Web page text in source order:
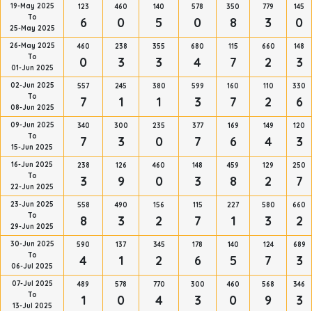
19-May 2025
To
25-May 2025
123
6
460
0
140
5
578
0
350
8
779
3
145
0
26-May 2025
To
01-Jun 2025
460
0
238
3
355
3
680
4
115
7
660
2
148
3
02-Jun 2025
To
08-Jun 2025
557
7
245
1
380
1
599
3
160
7
110
2
330
6
09-Jun 2025
To
15-Jun 2025
340
7
300
3
235
0
377
7
169
6
149
4
120
3
16-Jun 2025
To
22-Jun 2025
238
3
126
9
460
0
148
3
459
8
129
2
250
7
23-Jun 2025
To
29-Jun 2025
558
8
490
3
156
2
115
7
227
1
580
3
660
2
30-Jun 2025
To
06-Jul 2025
590
4
137
1
345
2
178
6
140
5
124
7
689
3
07-Jul 2025
To
13-Jul 2025
489
1
578
0
770
4
300
3
460
0
568
9
346
3